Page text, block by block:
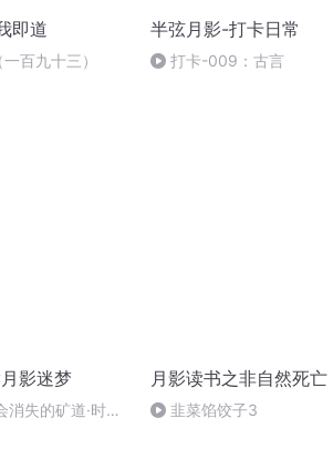
即道
百九十三）
半弦月影-打卡日常
打卡-009：古言
影迷梦
消失的矿道·时光
月影读书之非自然死亡
韭菜馅饺子3